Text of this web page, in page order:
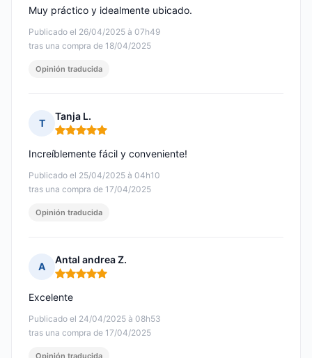
Publicado el 26/04/2025 à 07h49
tras una compra de 18/04/2025
Muy práctico y idealmente ubicado.
Opinión traducida
T
Tanja L.
Nota: 5 de 5
Publicado el 25/04/2025 à 04h10
tras una compra de 17/04/2025
Increíblemente fácil y conveniente!
Opinión traducida
A
Antal andrea Z.
Nota: 5 de 5
Publicado el 24/04/2025 à 08h53
tras una compra de 17/04/2025
Excelente
Opinión traducida